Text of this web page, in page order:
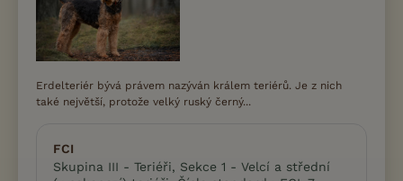
Erdelteriér bývá právem nazýván králem teriérů. Je z nich
také největší, protože velký ruský černý...
FCI
Skupina III - Teriéři, Sekce 1 - Velcí a střední